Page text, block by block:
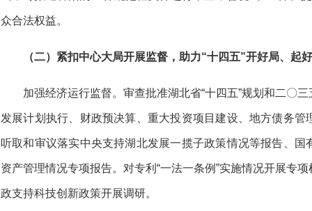
众合法权益。
（二）紧扣中心大局开展监督，助力“十四五”开好局、起
加强经济运行监督。审查批准湖北省“十四五”规划和二〇
发展计划执行、财政预决算、重大投资项目建设、地方债务
听取和审议落实中央支持湖北发展一揽子政策情况等报告、
资产管理情况专项报告。对专利“一法一条例”实施情况开展专
政支持科技创新政策开展调研。